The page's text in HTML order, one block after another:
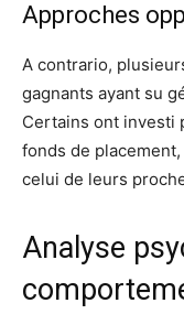
Approches
A contrario,
gagnants ayant su
Certains ont investi
fonds de
celui de leurs
Analyse